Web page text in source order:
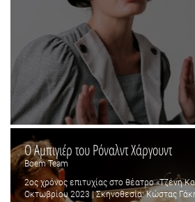
Ο Αμπιγιέρ του Ρόναλντ Χάργουντ
Boem Team
2ος χρόνος επιτυχίας στο θέατρο «Τζένη
Οκτωβρίου 2023 | Σκηνοθεσία: Κώστας